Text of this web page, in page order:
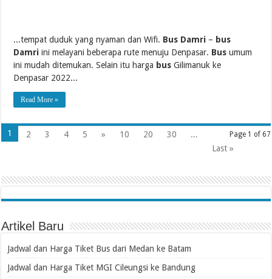
...tempat duduk yang nyaman dan Wifi. Bus Damri – bus
Damri ini melayani beberapa rute menuju Denpasar. Bus umum
ini mudah ditemukan. Selain itu harga bus Gilimanuk ke
Denpasar 2022...
Read More »
Page 1 of 67
1 2 3 4 5 » 10 20 30
...
Last »
Artikel Baru
Jadwal dan Harga Tiket Bus dari Medan ke Batam
Jadwal dan Harga Tiket MGI Cileungsi ke Bandung